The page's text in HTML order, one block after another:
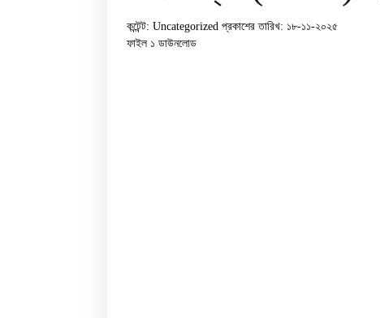
কন্টেন্ট: Uncategorized প্রকাশের তারিখ: ১৮-১১-২০২৫
ফাইল ১ ডাউনলোড